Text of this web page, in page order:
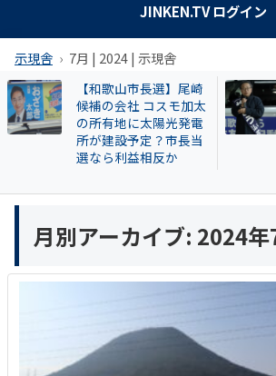
JINKEN.TV ログイン
示現舎 7月 | 2024 | 示現舎
【和歌山市長選】尾崎
候補の会社 コスモ加太
の所有地に太陽光発電
所が建設予定？市長当
選なら利益相反か
月別アーカイブ: 2024年